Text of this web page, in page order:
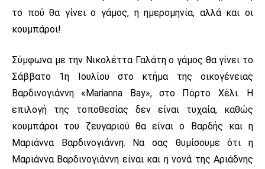
το πού θα γίνει ο γάμος, η ημερομηνία, αλλά και οι
κουμπάροι!
Σύμφωνα με την Νικολέττα Γαλάτη ο γάμος θα γίνει το
Σάββατο 1η Ιουλίου στο κτήμα της οικογένειας
Βαρδινογιάννη «Marianna Bay», στο Πόρτο Χέλι. Η
επιλογή της τοποθεσίας δεν είναι τυχαία, καθώς
κουμπάροι του ζευγαριού θα είναι ο Βαρδής και η
Μαριάννα Βαρδινογιάννη. Να σας θυμίσουμε ότι η
Μαριάννα Βαρδινογιάννη είναι και η νονά της Αριάδνης